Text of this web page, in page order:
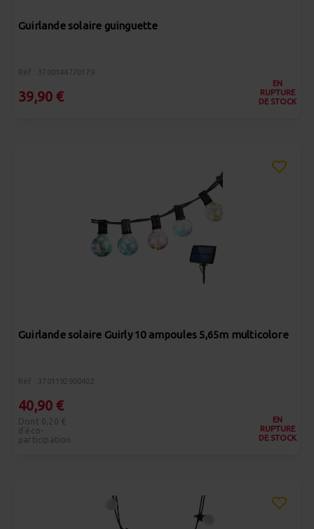
Guirlande solaire guinguette
Réf : 3700144770179
39,90 €
EN
RUPTURE
DE STOCK
Guirlande solaire Guirly 10 ampoules 5,65m multicolore
Réf : 3701192900402
40,90 €
Dont 0,20 €
d'éco-
participation
EN
RUPTURE
DE STOCK